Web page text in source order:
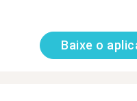
Baixe o